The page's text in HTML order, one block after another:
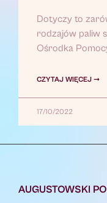
Dotyczy to
rodzajów paliw
Ośrodka
CZYTAJ WIĘCEJ ➞
17/10/2022
AUGUSTOWSKI